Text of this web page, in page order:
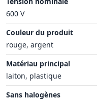
600 V
Couleur du produit
rouge, argent
Matériau principal
laiton, plastique
Sans halogènes